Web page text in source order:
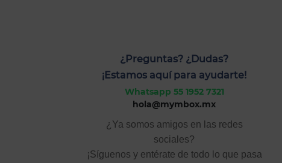
¿Preguntas? ¿Dudas?
¡Estamos aquí para ayudarte!
Whatsapp 55 1952 7321
hola@mymbox.mx
¿Ya somos amigos en las redes
sociales?
¡Síguenos y entérate de todo lo que pasa